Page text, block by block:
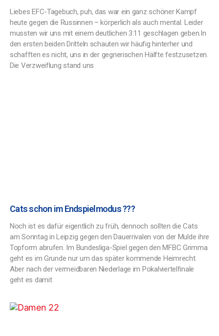
Liebes EFC-Tagebuch, puh, das war ein ganz schöner Kampf
heute gegen die Russinnen – körperlich als auch mental. Leider
mussten wir uns mit einem deutlichen 3:11 geschlagen geben.In
den ersten beiden Dritteln schauten wir häufig hinterher und
schafften es nicht, uns in der gegnerischen Hälfte festzusetzen.
Die Verzweiflung stand uns
Cats schon im Endspielmodus ???
Noch ist es dafür eigentlich zu früh, dennoch sollten die Cats
am Sonntag in Leipzig gegen den Dauerrivalen von der Mulde ihre
Topform abrufen. Im Bundesliga-Spiel gegen den MFBC Grimma
geht es im Grunde nur um das später kommende Heimrecht.
Aber nach der vermeidbaren Niederlage im Pokalviertelfinale
geht es damit